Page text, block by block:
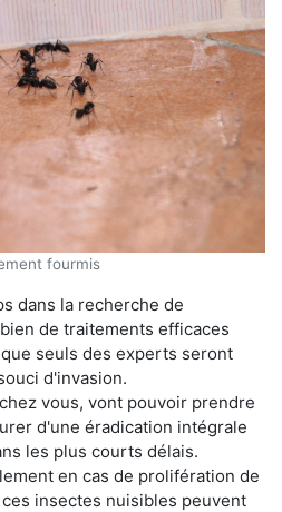
fourmis
dans la recherche de
de traitements efficaces
seuls des experts seront
d'invasion.
vous, vont pouvoir prendre
d'une éradication intégrale
les plus courts délais.
en cas de prolifération de
insectes nuisibles peuvent